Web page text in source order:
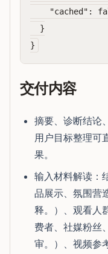
"cached":
  }
交付内容
摘要、诊断结论
用户目标整理可
果。
输入材料解读：
品展示、氛围营
释。）、观看人
费者、社媒粉丝
审。）、视频参